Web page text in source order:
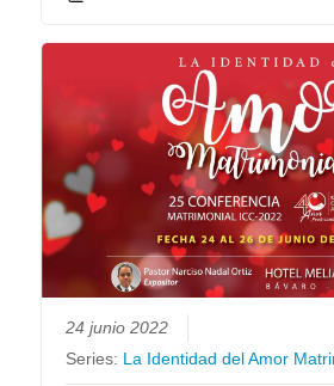
24 junio 2022
Series: La Identidad del Amor